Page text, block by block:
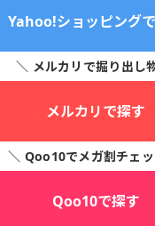
Yahoo!ショッピング
＼ メルカリで掘り出し
メルカリで探す
＼ Qoo10でメガ割チェ
Qoo10で探す